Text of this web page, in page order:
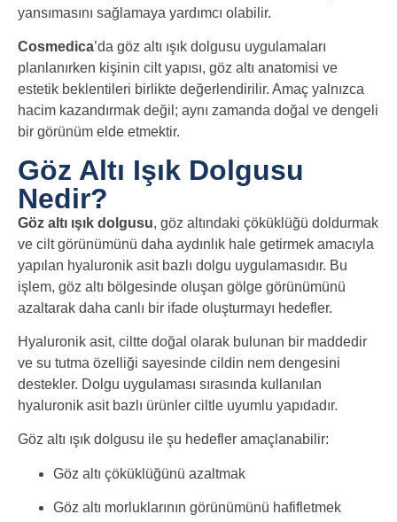
yansımasını sağlamaya yardımcı olabilir.
Cosmedica’da göz altı ışık dolgusu uygulamaları
planlanırken kişinin cilt yapısı, göz altı anatomisi ve
estetik beklentileri birlikte değerlendirilir. Amaç yalnızca
hacim kazandırmak değil; aynı zamanda doğal ve dengeli
bir görünüm elde etmektir.
Göz Altı Işık Dolgusu
Nedir?
Göz altı ışık dolgusu, göz altındaki çöküklüğü doldurmak
ve cilt görünümünü daha aydınlık hale getirmek amacıyla
yapılan hyaluronik asit bazlı dolgu uygulamasıdır. Bu
işlem, göz altı bölgesinde oluşan gölge görünümünü
azaltarak daha canlı bir ifade oluşturmayı hedefler.
Hyaluronik asit, ciltte doğal olarak bulunan bir maddedir
ve su tutma özelliği sayesinde cildin nem dengesini
destekler. Dolgu uygulaması sırasında kullanılan
hyaluronik asit bazlı ürünler ciltle uyumlu yapıdadır.
Göz altı ışık dolgusu ile şu hedefler amaçlanabilir:
Göz altı çöküklüğünü azaltmak
Göz altı morluklarının görünümünü hafifletmek